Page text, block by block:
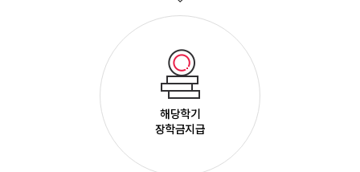
해당학기
장학금지급